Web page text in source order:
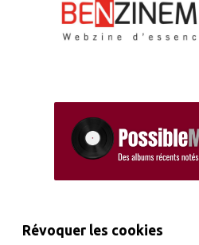
Révoquer les cookies